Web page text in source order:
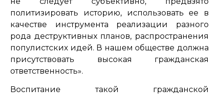
политизировать историю, использовать ее в
качестве инструмента реализации разного
рода деструктивных планов, распространения
популистских идей. В нашем обществе должна
присутствовать высокая гражданская
ответственность».
Воспитание такой гражданской